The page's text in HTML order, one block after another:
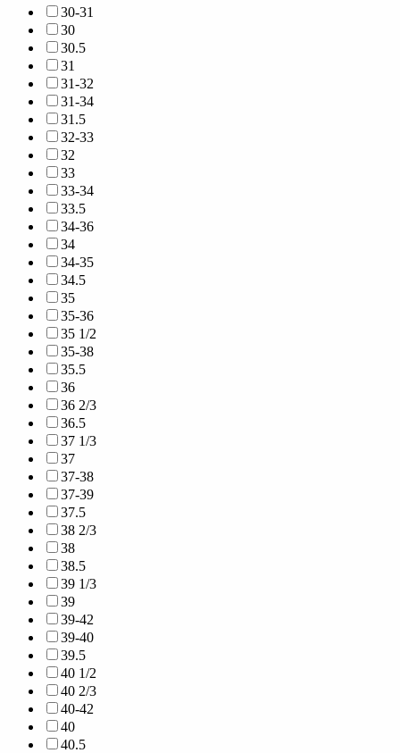
30-31
30
30.5
31
31-32
31-34
31.5
32-33
32
33
33-34
33.5
34-36
34
34-35
34.5
35
35-36
35 1/2
35-38
35.5
36
36 2/3
36.5
37 1/3
37
37-38
37-39
37.5
38 2/3
38
38.5
39 1/3
39
39-42
39-40
39.5
40 1/2
40 2/3
40-42
40
40.5